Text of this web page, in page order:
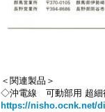
＜関連製品＞
◇沖電線 可動部用 超細
https://nisho.ocnk.net/